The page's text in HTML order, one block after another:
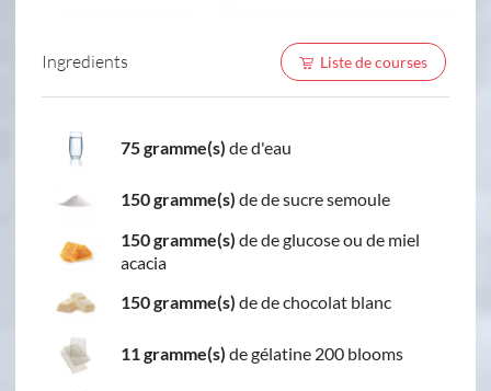
Ingredients Liste de courses
75 gramme(s) de d'eau
150 gramme(s) de de sucre semoule
150 gramme(s) de de glucose ou de miel
acacia
150 gramme(s) de de chocolat blanc
11 gramme(s) de gélatine 200 blooms